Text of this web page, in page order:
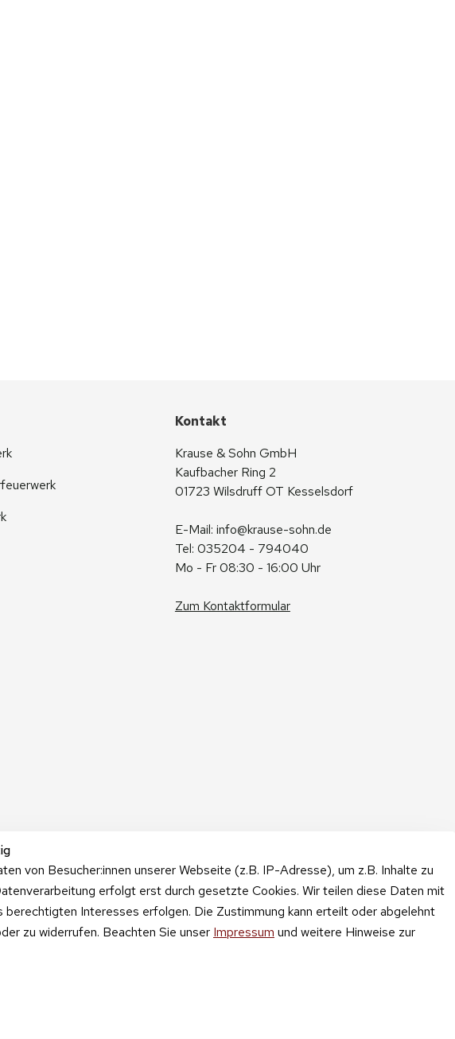
von Besucher:innen unserer Webseite (z.B. IP-Adresse), um z.B. Inhalte zu
erfolgt erst durch gesetzte Cookies. Wir teilen diese Daten mit
Interesses erfolgen. Die Zustimmung kann erteilt oder abgelehnt
zu widerrufen. Beachten Sie unser Impressum und weitere Hinweise zur
Kontakt
Krause & Sohn GmbH
Kaufbacher Ring 2
01723 Wilsdruff OT Kesselsdorf
E-Mail: info@krause-sohn.de
Tel: 035204 - 794040
Mo - Fr 08:30 - 16:00 Uhr
Zum Kontaktformular